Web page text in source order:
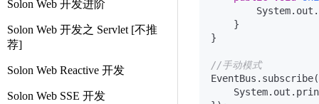
Solon Web 开发进阶
Solon Web 开发之 Servlet [不推
荐]
Solon Web Reactive 开发
Solon Web SSE 开发
    }
}
//手动模式